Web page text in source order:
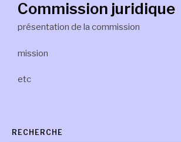
Commission juridique
présentation de la commission
mission
etc
RECHERCHE